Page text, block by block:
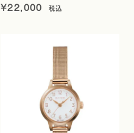
¥22,000